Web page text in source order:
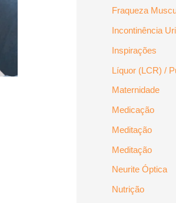
Fraqueza
Incontinência
Inspirações
Líquor (LCR) /
Maternidade
Medicação
Meditação
Meditação
Neurite Óptica
Nutrição